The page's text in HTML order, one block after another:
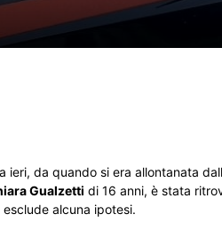
ieri, da quando si era allontanata
Gualzetti di 16 anni, è stata
alcuna ipotesi.